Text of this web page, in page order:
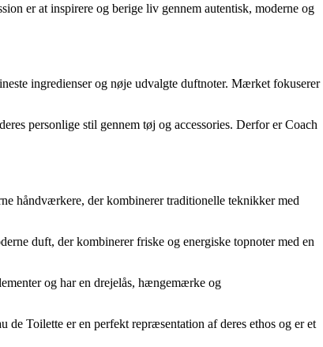
er at inspirere og berige liv gennem autentisk, moderne og
ingredienser og nøje udvalgte duftnoter. Mærket fokuserer
personlige stil gennem tøj og accessories. Derfor er Coach
håndværkere, der kombinerer traditionelle teknikker med
duft, der kombinerer friske og energiske topnoter med en
og har en drejelås, hængemærke og
Toilette er en perfekt repræsentation af deres ethos og er et